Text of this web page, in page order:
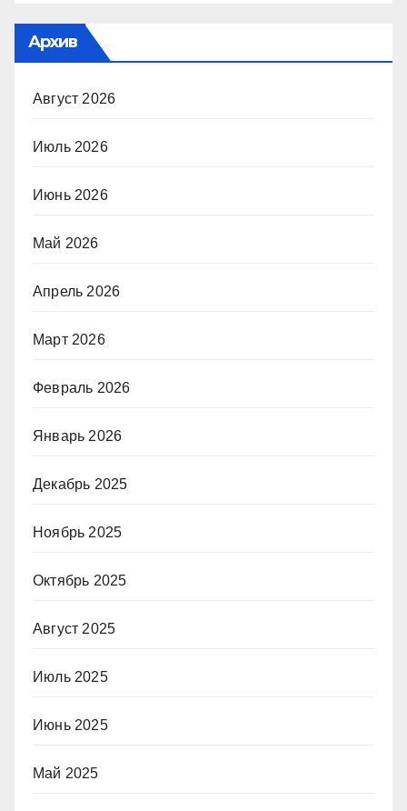
Архив
Август 2026
Июль 2026
Июнь 2026
Май 2026
Апрель 2026
Март 2026
Февраль 2026
Январь 2026
Декабрь 2025
Ноябрь 2025
Октябрь 2025
Август 2025
Июль 2025
Июнь 2025
Май 2025